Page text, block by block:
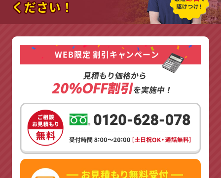
ください！
WEB限定 割引キャンペーン
見積もり価格から
20%OFF割引を実施中！